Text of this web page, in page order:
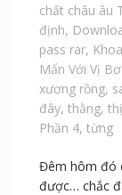
chất châu âu
định,
pass rar,
Mẩn Với Vị
xương rồng,
đây, thằng,
Phần 4, từng
Đêm hôm đó
được… chắc